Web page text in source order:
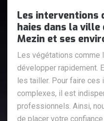
Les interventions
haies dans la ville
Mezin et ses
Les végétations comme
développer rapidement.
les tailler. Pour faire ces
complexes, il est
professionnels. Ainsi,
de placer votre